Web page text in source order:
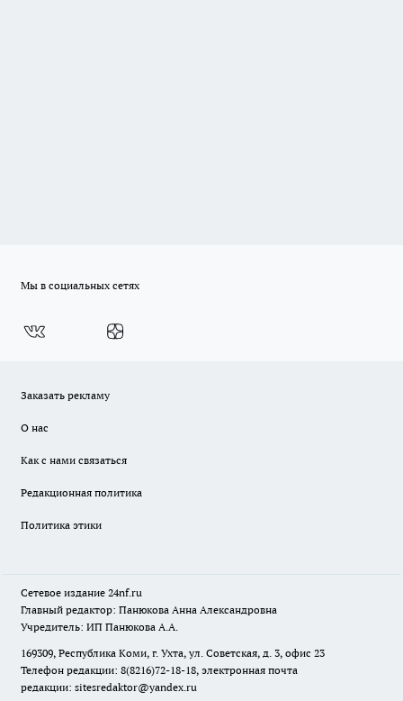
Мы в социальных сетях
Заказать рекламу
О нас
Как с нами связаться
Редакционная политика
Политика этики
Сетевое издание 24nf.ru
Главный редактор: Панюкова Анна Александровна
Учредитель: ИП Панюкова А.А.
169309, Республика Коми, г. Ухта, ул. Советская, д. 3, офис 23
Телефон редакции: 8(8216)72-18-18, электронная почта
редакции: sitesredaktor@yandex.ru